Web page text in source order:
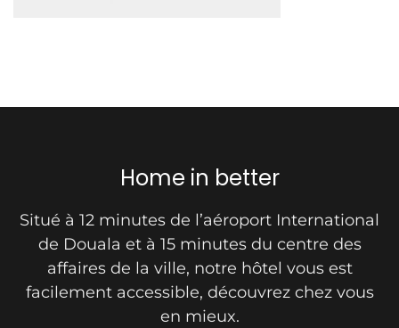
Home in better
Situé à 12 minutes de l’aéroport International
de Douala et à 15 minutes du centre des
affaires de la ville, notre hôtel vous est
facilement accessible, découvrez chez vous
en mieux.